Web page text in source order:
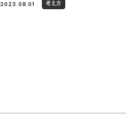
2023.08.01 考え方